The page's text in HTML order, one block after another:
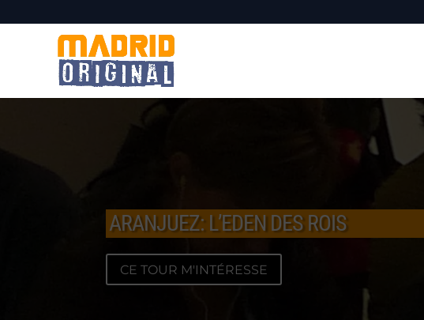
ARANJUEZ: L’EDEN DES ROIS
CE TOUR M'INTÉRESSE